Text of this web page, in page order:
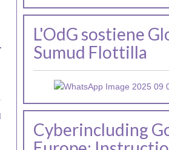
L'OdG sostiene
Sumud Flottilla
Cyberincluding